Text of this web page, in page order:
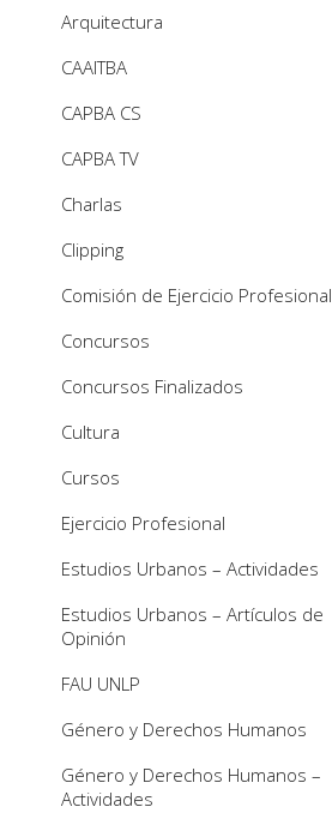
Arquitectura
CAAITBA
CAPBA CS
CAPBA TV
Charlas
Clipping
Comisión de Ejercicio Profesional
Concursos
Concursos Finalizados
Cultura
Cursos
Ejercicio Profesional
Estudios Urbanos – Actividades
Estudios Urbanos – Artículos de
Opinión
FAU UNLP
Género y Derechos Humanos
Género y Derechos Humanos –
Actividades